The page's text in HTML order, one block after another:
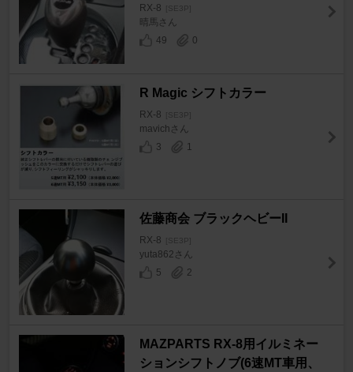
RX-8 [SE3P]
晴馬さん
49
0
R Magic シフトカラー
RX-8 [SE3P]
mavichさん
3
1
佐藤商会 ブラックヘビーII
RX-8 [SE3P]
yuta862さん
5
2
MAZPARTS RX-8用イルミネー
ションシフトノブ(6速MT車用、